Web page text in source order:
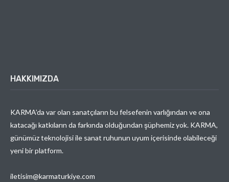
HAKKIMIZDA
KARMA’da var olan sanatçıların bu felsefenin varlığından ve ona
katacağı katkıların da farkında olduğundan şüphemiz yok. KARMA,
günümüz teknolojisi ile sanat ruhunun uyum içerisinde olabileceği
yeni bir platform.
iletisim@karmaturkiye.com